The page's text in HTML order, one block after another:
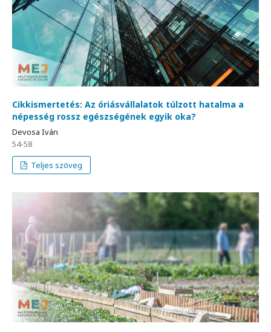
Cikkismertetés: Az óriásvállalatok túlzott hatalma a
népesség rossz egészségének egyik oka?
Devosa Iván
54-58
Teljes szöveg